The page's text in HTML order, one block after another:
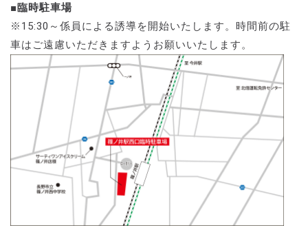
■臨時駐車場
※15:30～係員による誘導を開始いたします。時間前の駐
車はご遠慮いただきますようお願いいたします。